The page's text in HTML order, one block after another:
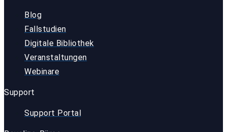
Blog
Fallstudien
Digitale Bibliothek
Veranstaltungen
Webinare
Support
Support Portal